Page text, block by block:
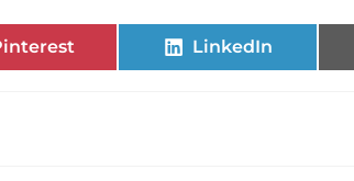
LinkedIn